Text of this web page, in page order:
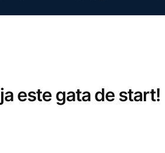
este gata de start!